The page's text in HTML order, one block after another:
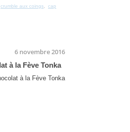
crumble aux coings
cap
6 novembre 2016
à la Fève Tonka